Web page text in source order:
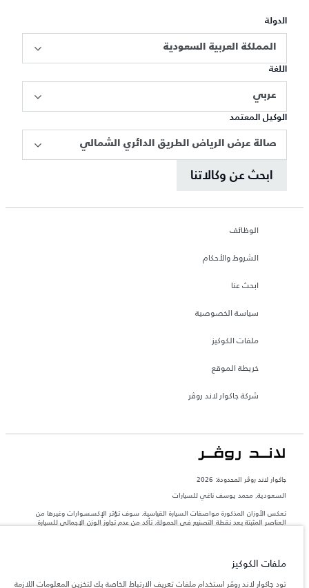
الدولة
المملكة العربية السعودية
اللغة
عربي
الوكيل المعتمد
صالة عرض الرياض الطريق الدائري الشمالي
ابحث عن وكالاتنا
الوظائف
الشروط والأحكام
ابحث عنا
سياسة الخصوصية
ملفات الكوكيز
خريطة الموقع
شركة جاكوار لاند روڤر
جاكوار لاند روڨر المحدودة: 2026
السعودية, محمد يوسف ناغي للسيارات
تعكس الأوزان المذكورة مواصفات السيارة القياسية. سوف تؤثر الإكسسوارات وغيرها من
العناصر المثبتة بعد نقطة التصنيع في الحمولة. تأكد من عدم تجاوز الوزن الإجمالي للسيارة
المعلومات والمواصفات والأسعار والألوان المذكورة على هذا الموقع قد تختلف من بلد إلى
آخر، كما أنّها قد تتغير بدون إشعار مسبق. الرجاء التواصل مع وكيلنا المحلي للتأكد من توفّرها
ملفات الكوكيز
تود جاكوار لاند روڤر استخدام ملفات تعريف الارتباط الخاصة بك لتخزين المعلومات اللازمة